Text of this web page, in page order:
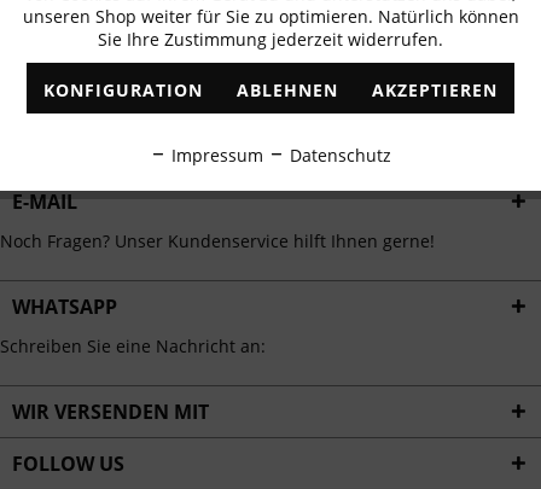
ABONNIEREN
E-MAIL
Noch Fragen? Unser Kundenservice hilft Ihnen gerne!
WHATSAPP
Schreiben Sie eine Nachricht an:
WIR VERSENDEN MIT
FOLLOW US
Marketing Inaktiv
Tracking Inaktiv
Personalisierung Inaktiv
unseren Shop weiter für Sie zu optimieren. Natürlich können
Sie Ihre Zustimmung jederzeit widerrufen.
KONFIGURATION ABLEHNEN AKZEPTIEREN
Impressum Datenschutz